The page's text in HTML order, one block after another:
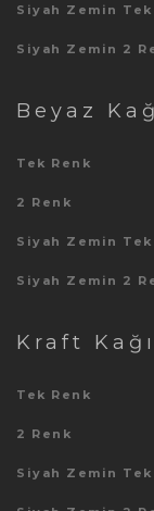
Siyah Zemin Tek
Siyah Zemin 2
Beyaz
Tek Renk
2 Renk
Siyah Zemin Tek
Siyah Zemin 2
Kraft
Tek Renk
2 Renk
Siyah Zemin Tek